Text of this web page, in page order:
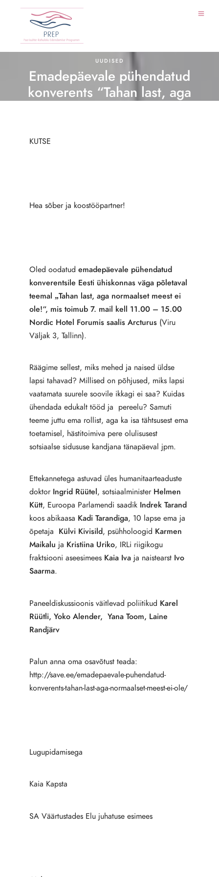
UUDISED
Emadepäevale pühendatud
konverents “Tahan last, aga
KUTSE
Hea sõber ja koostööpartner!
Oled oodatud emadepäevale pühendatud
konverentsile Eesti ühiskonnas väga põletaval
teemal „Tahan last, aga normaalset meest ei
ole!“, mis toimub 7. mail kell 11.00 – 15.00
Nordic Hotel Forumis saalis Arcturus (Viru
Väljak 3, Tallinn).
Räägime sellest, miks mehed ja naised üldse
lapsi tahavad? Millised on põhjused, miks lapsi
vaatamata suurele soovile ikkagi ei saa? Kuidas
ühendada edukalt tööd ja pereelu? Samuti
teeme juttu ema rollist, aga ka isa tähtsusest ema
toetamisel, hästitoimiva pere olulisusest
sotsiaalse sidususe kandjana tänapäeval jpm.
Ettekannetega astuvad üles humanitaarteaduste
doktorIngrid Rüütel, sotsiaalministerHelmen
Kütt, Euroopa Parlamendi saadik Indrek Tarand
koos abikaasa Kadi Tarandiga, 10 lapse ema ja
õpetaja Külvi Kivisild, psühholoogid Karmen
Maikalu ja Kristiina Uriko, IRLi riigikogu
fraktsiooni aseesimees Kaia Iva ja naistearst Ivo
Saarma.
Paneeldiskussioonis väitlevad poliitikud Karel
Rüütli, Yoko Alender, Yana Toom, Laine
Randjärv
Palun anna oma osavõtust teada:
http://save.ee/emadepaevale-puhendatud-
konverents-tahan-last-aga-normaalset-meest-ei-ole/
Lugupidamisega
Kaia Kapsta
SA Väärtustades Elu juhatuse esimees